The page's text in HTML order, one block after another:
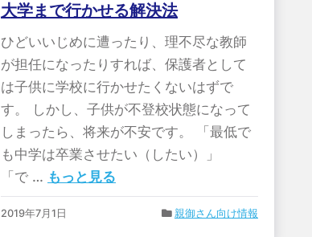
大学まで行かせる解決法
ひどいいじめに遭ったり、理不尽な教師
が担任になったりすれば、保護者として
は子供に学校に行かせたくないはずで
す。 しかし、子供が不登校状態になって
しまったら、将来が不安です。 「最低で
も中学は卒業させたい（したい）」
「で … もっと見る
2019年7月1日 親御さん向け情報